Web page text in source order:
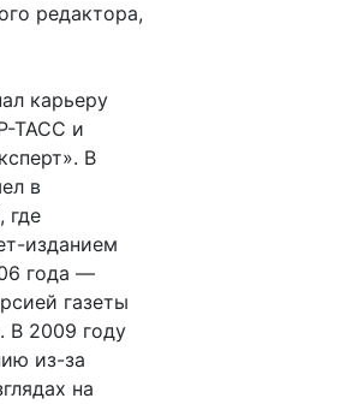
редактора,
карьеру
ТАСС и
В
в
где
изданием
года —
газеты
В 2009 году
из-за
на